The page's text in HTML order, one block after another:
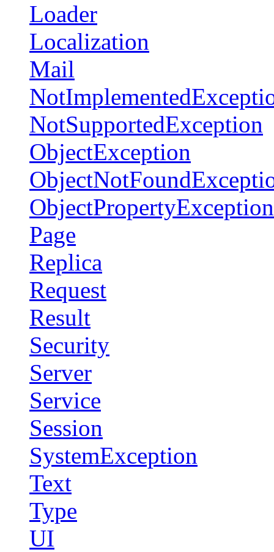
Loader
Localization
Mail
NotSupportedException
ObjectException
ObjectPropertyException
Page
Replica
Request
Result
Security
Server
Service
Session
SystemException
Text
Type
UI